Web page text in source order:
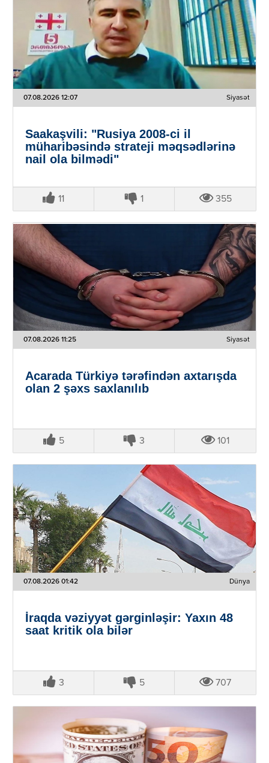
07.08.2026 12:07 Siyasət
Saakaşvili: "Rusiya 2008-ci il
müharibəsində strateji məqsədlərinə
nail ola bilmədi"
11 1 355
07.08.2026 11:25 Siyasət
Acarada Türkiyə tərəfindən axtarışda
olan 2 şəxs saxlanılıb
5 3 101
07.08.2026 01:42 Dünya
İraqda vəziyyət gərginləşir: Yaxın 48
saat kritik ola bilər
3 5 707